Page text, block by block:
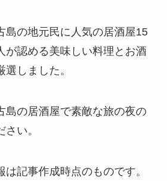
島の地元民に人気の居酒屋15
が認める美味しい料理とお酒
しました。
島の居酒屋で素敵な旅の夜の
い。
記事作成時点のものです。